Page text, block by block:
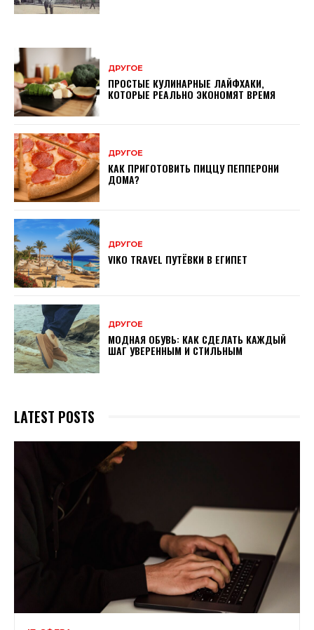
ДРУГОЕ
ПРОСТЫЕ КУЛИНАРНЫЕ ЛАЙФХАКИ,
КОТОРЫЕ РЕАЛЬНО ЭКОНОМЯТ ВРЕМЯ
ДРУГОЕ
КАК ПРИГОТОВИТЬ ПИЦЦУ ПЕППЕРОНИ
ДОМА?
ДРУГОЕ
VIKO TRAVEL ПУТЁВКИ В ЕГИПЕТ
ДРУГОЕ
МОДНАЯ ОБУВЬ: КАК СДЕЛАТЬ КАЖДЫЙ
ШАГ УВЕРЕННЫМ И СТИЛЬНЫМ
LATEST POSTS